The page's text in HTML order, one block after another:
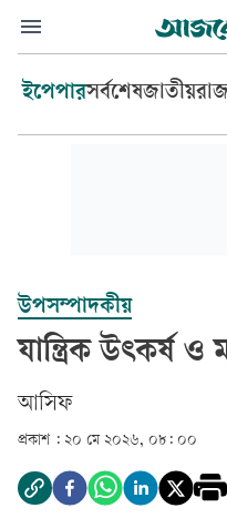
ইপেপারসর্বশেষজাতীয়
উপসম্পাদকীয়
যান্ত্রিক উৎকর্ষ
আসিফ
প্রকাশ : ২০ মে ২০২৬, ০৮: ০০